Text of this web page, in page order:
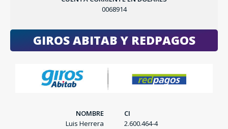
0068914
GIROS ABITAB Y REDPAGOS
NOMBRE
Luis Herrera
CI
2.600.464-4
FINALIZÁ TU COMPRA